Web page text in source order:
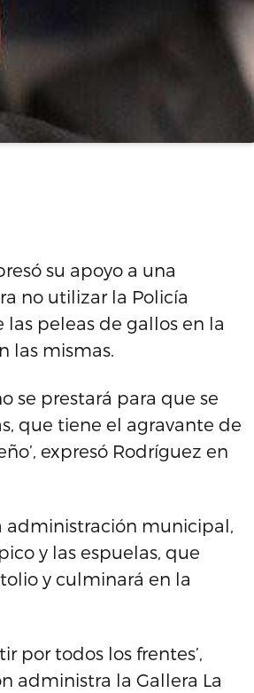
su apoyo a una
no utilizar la Policía
peleas de gallos en la
las mismas.
se prestará para que se
que tiene el agravante de
expresó Rodríguez en
administración municipal,
y las espuelas, que
y culminará en la
por todos los frentes’,
administra la Gallera La